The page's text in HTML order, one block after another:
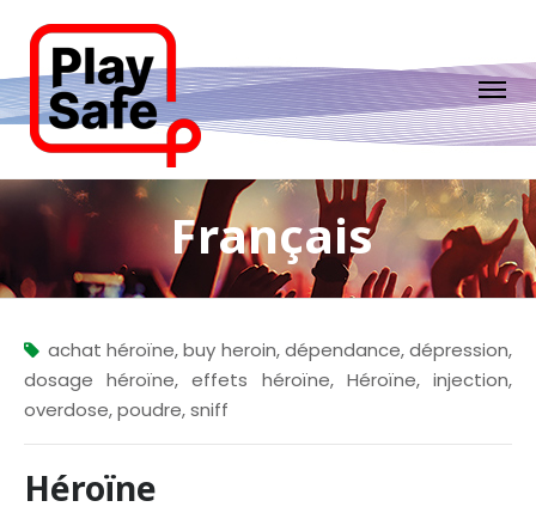
Français
achat héroïne,buy heroin,dépendance,dépression,
dosage héroïne,effets héroïne, Héroïne,injection,
overdose,poudre,sniff
Héroïne